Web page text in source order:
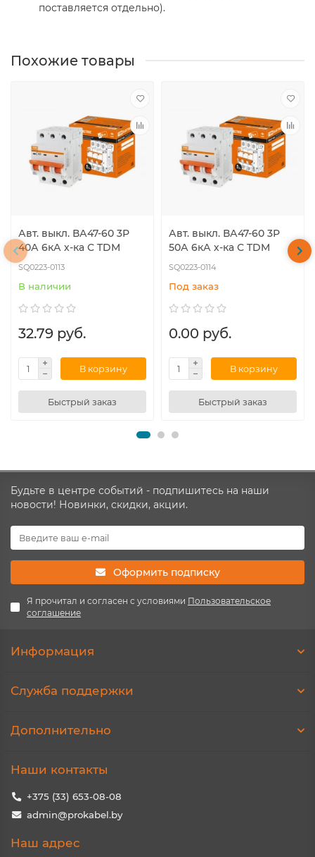
поставляется отдельно).
Похожие товары
Авт. выкл. ВА47-60 3Р
40А 6кА х-ка С TDM
SQ0223-0113
В наличии
32.79 руб.
В корзину
Быстрый заказ
Авт. выкл. ВА47-60 3Р
50А 6кА х-ка С TDM
SQ0223-0114
Под заказ
0.00 руб.
В корзину
Быстрый заказ
Будьте в центре событий - подпишитесь на наши
новости! Новинки, скидки, акции.
Оформить подписку
Я прочитал и согласен с условиями Пользовательское
соглашение
Информация
Служба поддержки
Дополнительно
Наши контакты
+375 (33) 653-08-08
admin@prokabel.by
Наш адрес